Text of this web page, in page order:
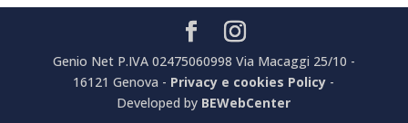
Genio Net P.IVA 02475060998 Via Macaggi 25/10 -
16121 Genova - Privacy e cookies Policy -
Developed by BEWebCenter